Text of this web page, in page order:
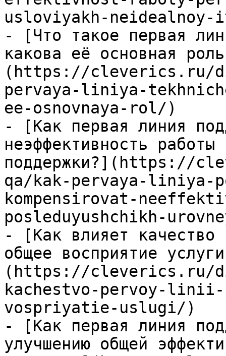
usloviyakh-
- [Что такое первая
какова её основная
(https://cleverics.ru/
pervaya-liniya-
ee-osnovnaya-rol/)
- [Как первая линия
неэффективность
поддержки?](https://
qa/kak-pervaya-liniya-
kompensirovat-
posleduyushchikh-
- [Как влияет качество
общее восприятие
(https://cleverics.ru/
kachestvo-pervoy-linii-
vospriyatie-uslugi/)
- [Как первая линия
улучшению общей